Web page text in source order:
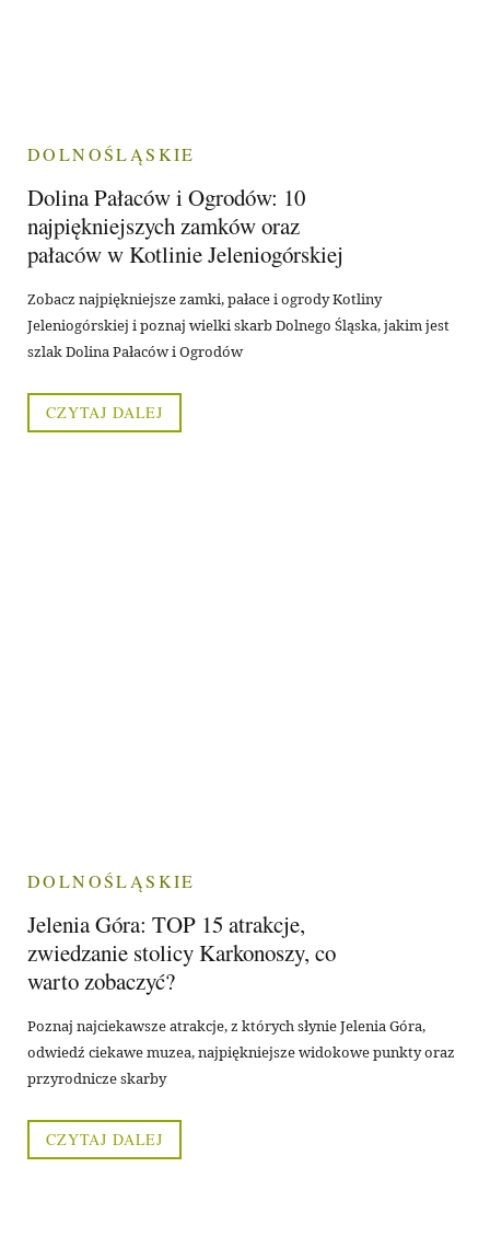
DOLNOŚLĄSKIE
Dolina Pałaców i Ogrodów: 10
najpiękniejszych zamków oraz
pałaców w Kotlinie Jeleniogórskiej
Zobacz najpiękniejsze zamki, pałace i ogrody Kotliny
Jeleniogórskiej i poznaj wielki skarb Dolnego Śląska, jakim jest
szlak Dolina Pałaców i Ogrodów
CZYTAJ DALEJ
DOLNOŚLĄSKIE
Jelenia Góra: TOP 15 atrakcje,
zwiedzanie stolicy Karkonoszy, co
warto zobaczyć?
Poznaj najciekawsze atrakcje, z których słynie Jelenia Góra,
odwiedź ciekawe muzea, najpiękniejsze widokowe punkty oraz
przyrodnicze skarby
CZYTAJ DALEJ